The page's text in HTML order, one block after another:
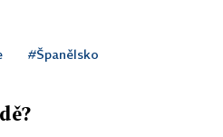
#Španělsko